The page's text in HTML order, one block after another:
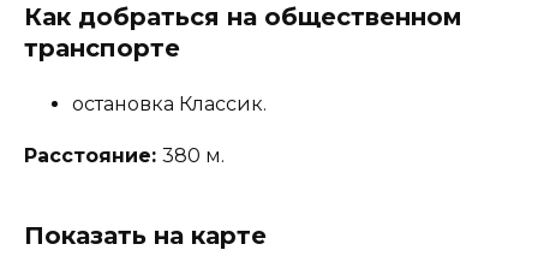
Как добраться на общественном
транспорте
остановка Классик.
Расстояние: 380 м.
Показать на карте